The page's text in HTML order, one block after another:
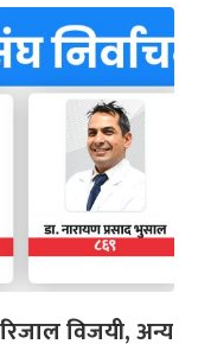
विजयी, अन्य